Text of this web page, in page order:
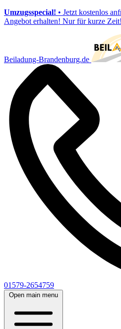
Umzugsspecial! • Jetzt kostenlos
Angebot erhalten! Nur für kurze Zeit!
Beiladung-Brandenburg.de
01579-2654759
Open main menu